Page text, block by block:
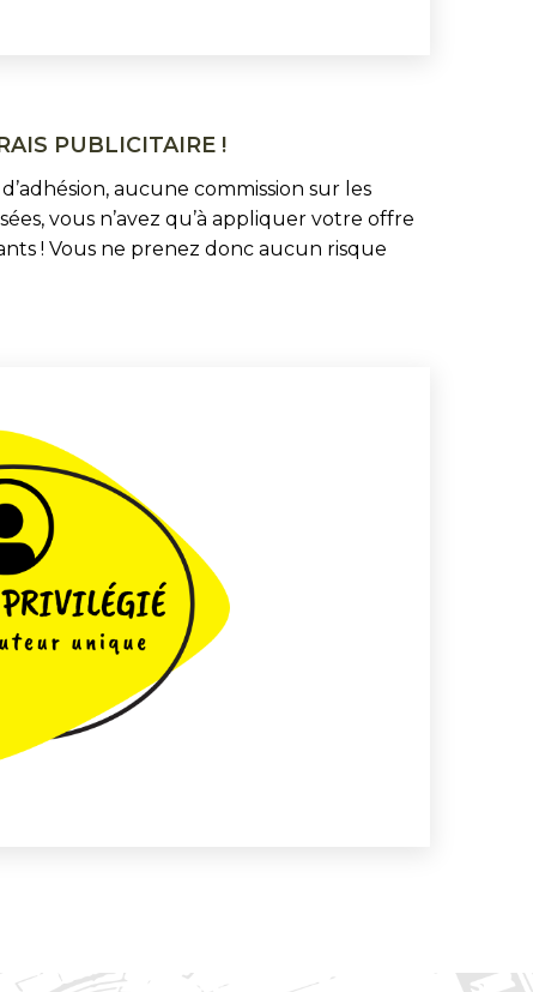
PUBLICITAIRE !
aucune commission sur les
vous n’avez qu’à appliquer votre offre
! Vous ne prenez donc aucun risque